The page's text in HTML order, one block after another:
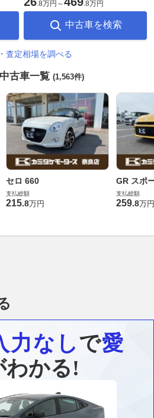
.8万円 ～ .8万円
中古車を検索
査定相場を調べる
古車一覧 (1,563件)
セロ 660
支払総額
215.8万円
GR スポ
支払総額
259.8万円
力なしで愛
わかる!